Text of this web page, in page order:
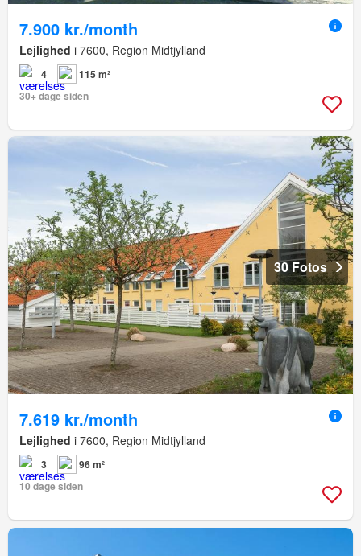
7.900 kr./month
Lejlighed i 7600, Region Midtjylland
4
115 m²
30+ dage siden
30 Fotos
7.619 kr./month
Lejlighed i 7600, Region Midtjylland
3
96 m²
10 dage siden